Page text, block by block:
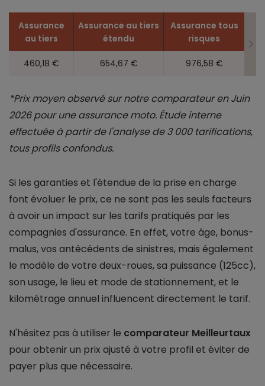
Assurance
au tiers
Assurance au tiers
étendu
Assurance tous
risques
460,18 € 654,67 € 976,58 €
*Prix moyen observé sur notre comparateur en Juin
2026 pour une assurance moto. Étude interne
effectuée à partir de l'analyse de 3 000 tarifications,
tous profils confondus.
Si les garanties et l'étendue de la prise en charge
font évoluer le prix, ce ne sont pas les seuls facteurs
à avoir un impact sur les tarifs pratiqués par les
compagnies d'assurance. En effet, votre âge, bonus-
malus, vos antécédents de sinistres, mais également
le modèle de votre deux-roues, sa puissance (125cc),
son usage, le lieu et mode de stationnement, et le
kilométrage annuel influencent directement le tarif.
N'hésitez pas à utiliser le comparateur Meilleurtaux
pour obtenir un prix ajusté à votre profil et éviter de
payer plus que nécessaire.